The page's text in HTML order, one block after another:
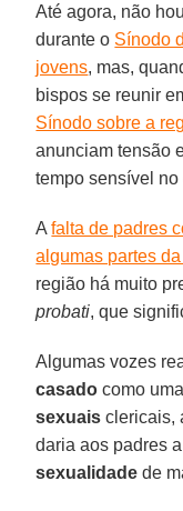
Até agora, não
durante o Sínodo
jovens, mas,
bispos se reunir
Sínodo sobre a
anunciam tensão
tempo sensível
Afalta de padres
algumas partes
região há muito
probati, que
Algumas vozes
casado como
sexuais clericais,
daria aos padres
sexualidade de